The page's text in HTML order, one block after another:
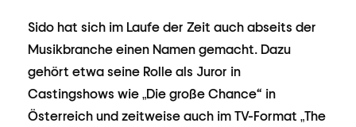
Sido hat sich im Laufe der Zeit auch abseits der
Musikbranche einen Namen gemacht. Dazu
gehört etwa seine Rolle als Juror in
Castingshows wie „Die große Chance“ in
Österreich und zeitweise auch im TV-Format „The